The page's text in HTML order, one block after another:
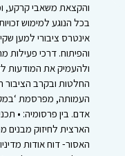
והקצאת משאבי קרקע,
בכל הנוגע למימוש
אינטרס ציבורי למען
והפיתוח. דרכי פעילות
ולהעמיק את המודעות
החלטות ובקרב הציבור
העמותה, מפרסמת
הארצית לחיזוק מבנים